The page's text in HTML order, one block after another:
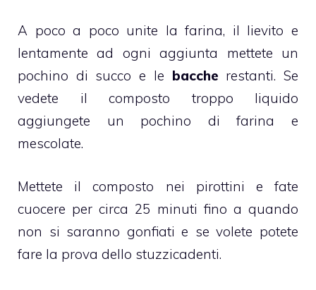
A poco a poco unite la farina, il lievito e
lentamente ad ogni aggiunta mettete un
pochino di succo e le bacche restanti. Se
vedete il composto troppo liquido
aggiungete un pochino di farina e
mescolate.
Mettete il composto nei pirottini e fate
cuocere per circa 25 minuti fino a quando
non si saranno gonfiati e se volete potete
fare la prova dello stuzzicadenti.